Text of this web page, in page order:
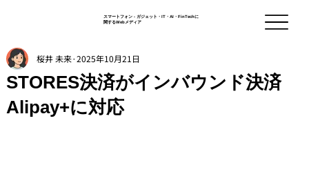
スマートフォン - ガジェット・IT・AI・FinTechに
関するWebメディア
STORES決済がインバウンド決済
Alipay+に対応
桜井 未来 2025年10月21日